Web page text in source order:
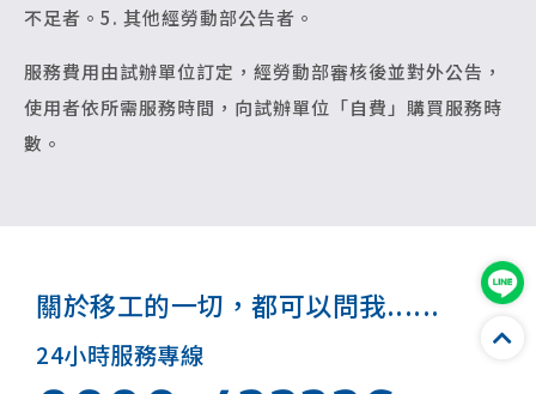
不足者。5. 其他經勞動部公告者。
服務費用由試辦單位訂定，經勞動部審核後並對外公告，
使用者依所需服務時間，向試辦單位「自費」購買服務時
數。
關於移工的一切，都可以問我......
24小時服務專線